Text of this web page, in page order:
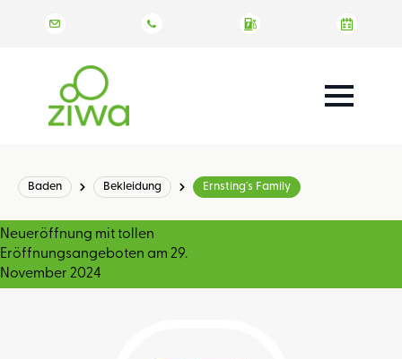
Baden Bekleidung Ernsting´s Family
Neueröffnung mit tollen
Eröffnungsangeboten am 29.
November 2024